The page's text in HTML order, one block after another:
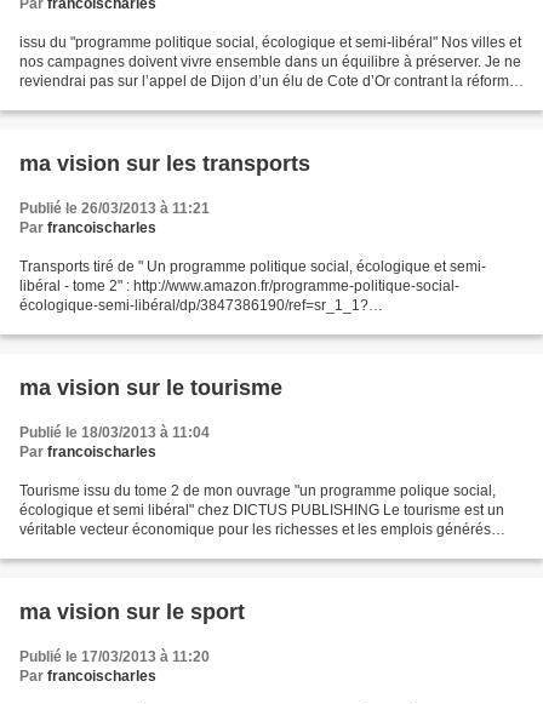
issu du "programme politique social, écologique et semi-libéral" Nos villes et
nos campagnes doivent vivre ensemble dans un équilibre à préserver. Je ne
reviendrai pas sur l’appel de Dijon d’un élu de Cote d’Or contrant la réforme
ma vision sur les transports
Publié le 26/03/2013 à 11:21
Par francoischarles
Transports tiré de " Un programme politique social, écologique et semi-
libéral - tome 2" : http://www.amazon.fr/programme-politique-social-
écologique-semi-libéral/dp/3847386190/ref=sr_1_1?
circonscription...
ma vision sur le tourisme
Publié le 18/03/2013 à 11:04
Par francoischarles
Tourisme issu du tome 2 de mon ouvrage "un programme polique social,
écologique et semi libéral" chez DICTUS PUBLISHING Le tourisme est un
véritable vecteur économique pour les richesses et les emplois générés
ma vision sur le sport
Publié le 17/03/2013 à 11:20
Par francoischarles